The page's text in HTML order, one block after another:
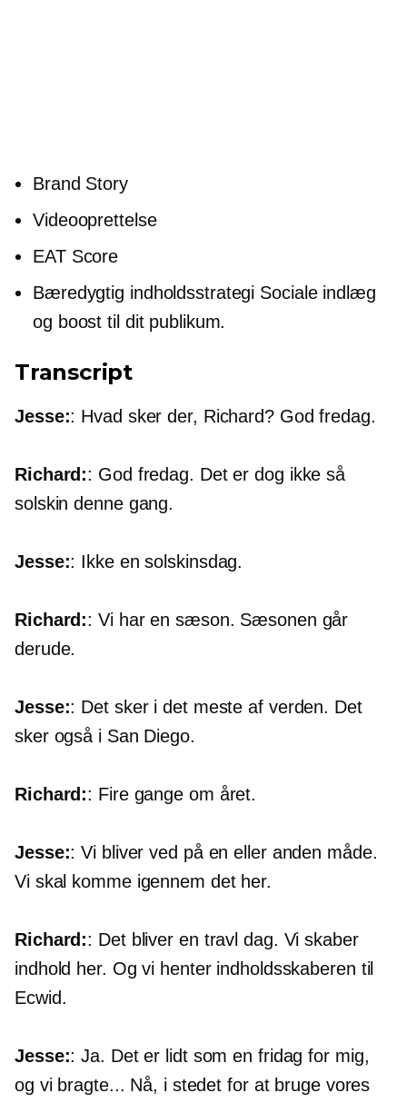
Brand Story
Videooprettelse
EAT Score
Bæredygtig indholdsstrategi Sociale indlæg
og boost til dit publikum.
Transcript
Jesse:: Hvad sker der, Richard? God fredag.
Richard:: God fredag. Det er dog ikke så
solskin denne gang.
Jesse:: Ikke en solskinsdag.
Richard:: Vi har en sæson. Sæsonen går
derude.
Jesse:: Det sker i det meste af verden. Det
sker også i San Diego.
Richard:: Fire gange om året.
Jesse:: Vi bliver ved på en eller anden måde.
Vi skal komme igennem det her.
Richard:: Det bliver en travl dag. Vi skaber
indhold her. Og vi henter indholdsskaberen til
Ecwid.
Jesse:: Ja. Det er lidt som en fridag for mig,
og vi bragte... Nå, i stedet for at bruge vores